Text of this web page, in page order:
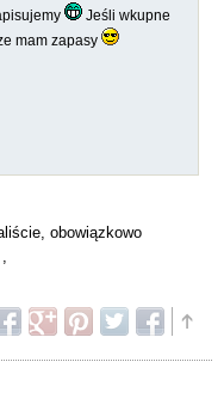
Jeśli wkupne
mam zapasy
obowiązkowo
,